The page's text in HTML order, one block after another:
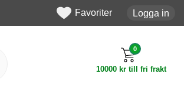
Favoriter Logga in
0
10000 kr till fri frakt